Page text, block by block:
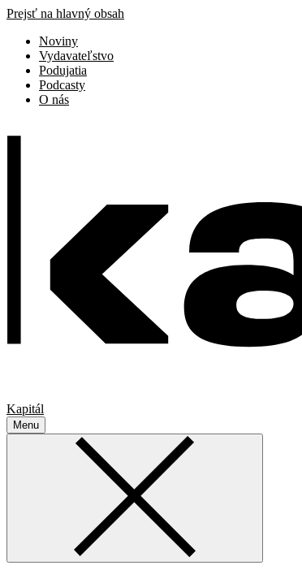
Prejsť na hlavný obsah
Noviny
Vydavateľstvo
Podujatia
Podcasty
O nás
Kapitál
Menu